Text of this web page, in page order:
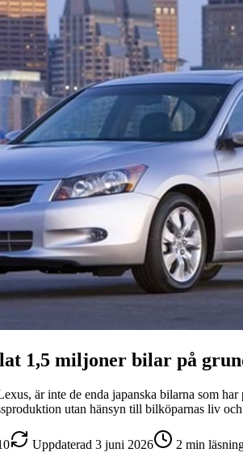
1,5 miljoner bilar på
är inte de enda japanska bilarna som
utan hänsyn till bilköparnas liv
Uppdaterad 3 juni 2026 2 min